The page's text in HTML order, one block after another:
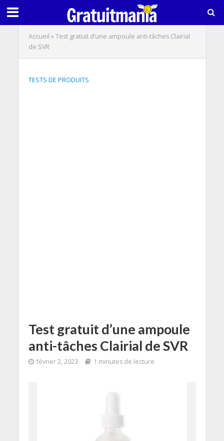
Accueil »Test gratuit d’une ampoule anti-tâches Clairial
de SVR
TESTS DE PRODUITS
Test gratuit d’une ampoule
anti-tâches Clairial de SVR
février 2, 2023 1 minutes de lecture